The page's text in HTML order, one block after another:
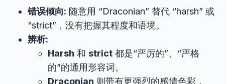
错误倾向: 随意用 “Draconian” 替代 “harsh” 或
“strict”，没有把握其程度和语境。
辨析:
Harsh 和 strict 都是“严厉的”、“严格
的”的通用形容词。
Draconian 则带有更强烈的感情色彩，